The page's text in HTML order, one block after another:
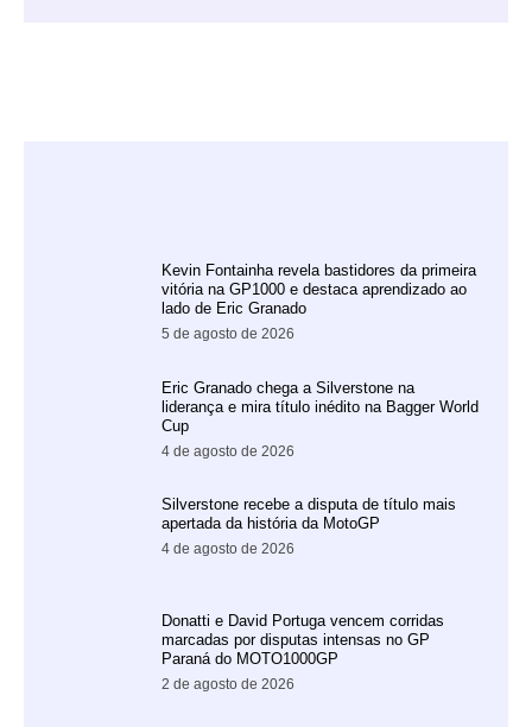
Kevin Fontainha revela bastidores da primeira
vitória na GP1000 e destaca aprendizado ao
lado de Eric Granado
5 de agosto de 2026
Eric Granado chega a Silverstone na
liderança e mira título inédito na Bagger World
Cup
4 de agosto de 2026
Silverstone recebe a disputa de título mais
apertada da história da MotoGP
4 de agosto de 2026
Donatti e David Portuga vencem corridas
marcadas por disputas intensas no GP
Paraná do MOTO1000GP
2 de agosto de 2026